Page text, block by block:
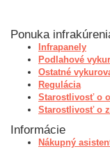
Ponuka
Infrapanely
Podlahové
Ostatné
Regulácia
Starostlivosť o
Starostlivosť o
Informácie
Nákupný